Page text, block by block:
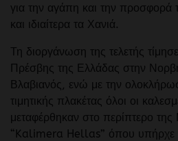
για την αγάπη και την προσφορά
και ιδιαίτερα τα Χανιά.
Τη διοργάνωση της τελετής
Πρέσβης της Ελλάδας στην
Βλαβιανός, ενώ με την
τιμητικής πλακέτας όλοι οι
μεταφέρθηκαν στο περίπτερο
“Kalimera Hellas” όπου υπήρχε